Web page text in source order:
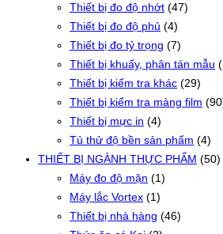
Thiết bị đo độ nhớt (47)
Thiết bị đo độ phủ (4)
Thiết bị đo tỷ trọng (7)
Thiết bị khuấy, phân tán mẫu
Thiết bị kiểm tra khác (29)
Thiết bị kiểm tra màng film
Thiết bị mực in (4)
Tủ thử độ bền sản phẩm (4)
THIẾT BỊ NGÀNH THỰC PHẨM (50)
Máy đo độ mặn (1)
Máy lắc Vortex (1)
Thiết bị nhà hàng (46)